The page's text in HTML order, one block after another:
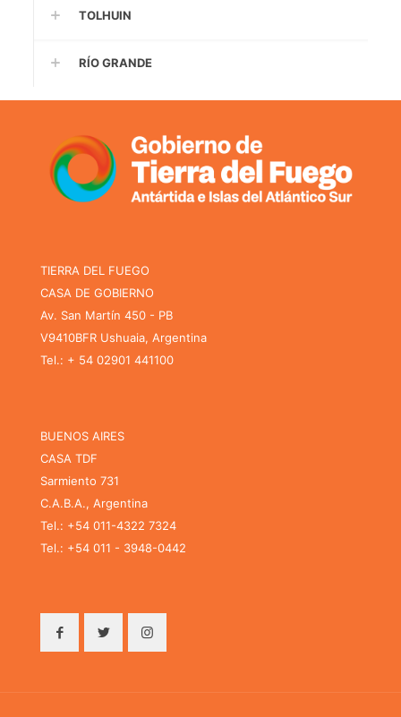
TOLHUIN
RÍO GRANDE
TIERRA DEL FUEGO
CASA DE GOBIERNO
Av. San Martín 450 - PB
V9410BFR Ushuaia, Argentina
Tel.: + 54 02901 441100
BUENOS AIRES
CASA TDF
Sarmiento 731
C.A.B.A., Argentina
Tel.: +54 011-4322 7324
Tel.: +54 011 - 3948-0442